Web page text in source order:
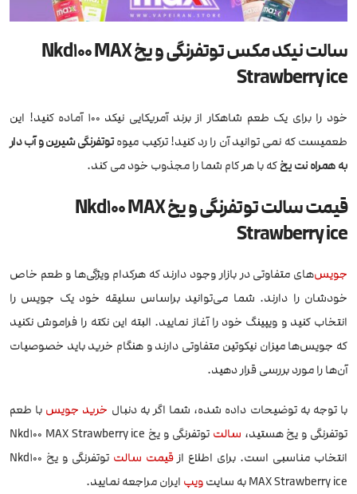
سالت نیکد مکس توتفرنگی و یخ Nkd100 MAX
Strawberry ice
خود را برای یک طعم شاهکار از برند آمریکایی نیکد 100 آماده کنید! این
طعمیست که نمی توانید آن را رد کنید! ترکیب میوهتوتفرنگی شیرین و آب دار
به همراه نت یخکه با هر کام شما را مجذوب خود می کند.
قیمت سالت توتفرنگی و یخ Nkd100 MAX
Strawberry ice
جویس‌های متفاوتی در بازار وجود دارند که هرکدام ویژگی‌ها و طعم خاص
خودشان را دارند. شما می‌توانید براساس سلیقه خود یک جویس را
انتخاب کنید و ویپینگ خود را آغاز نمایید. البته این نکته را فراموش نکنید
که جویس‌ها میزان نیکوتین متفاوتی دارند و هنگام خرید باید خصوصیات
آن‌ها را مورد بررسی قرار دهید.
با توجه به توضیحات داده شده، شما اگر به دنبال خرید جویس با طعم
توتفرنگی و یخ هستید، سالت
توتفرنگی و یخ Nkd100 MAX Strawberry ice
انتخاب مناسبی است. برای اطلاع ازقیمت سالت
توتفرنگی و یخ Nkd100
MAX Strawberry ice به سایت
ویپ ایران مراجعه نمایید.